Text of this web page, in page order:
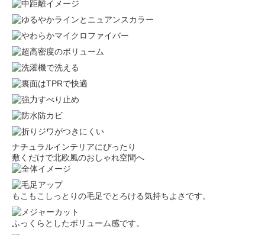
ナチュラルインテリアにぴったり
敷くだけで北欧風のおしゃれ空間へ
もこもこしっとりの毛足でとろける気持ちよさです。
ふっくらとしたボリューム感です。